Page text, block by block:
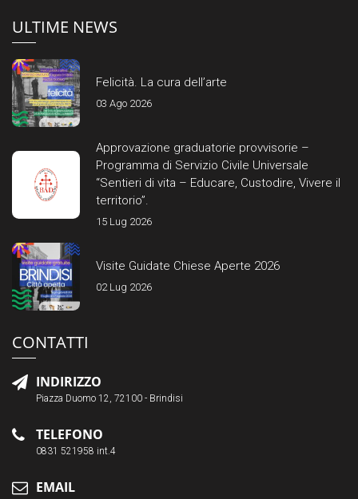
ULTIME NEWS
Felicità. La cura dell’arte
03 Ago 2026
Approvazione graduatorie provvisorie –
Programma di Servizio Civile Universale
“Sentieri di vita – Educare, Custodire, Vivere il
territorio”.
15 Lug 2026
Visite Guidate Chiese Aperte 2026
02 Lug 2026
CONTATTI
INDIRIZZO
Piazza Duomo 12, 72100 - Brindisi
TELEFONO
0831 521958 int.4
EMAIL